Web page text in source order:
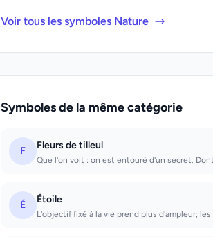
Voir tous les symboles Nature
Symboles de la même catégorie
F Fleurs de tilleul
Que l'on voit : on est entouré d'un secret.
É Étoile
L'objectif fixé à la vie prend plus d'ampleur;